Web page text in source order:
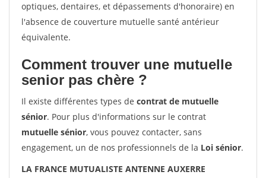
optiques, dentaires, et dépassements d'honoraire) en
l'absence de couverture mutuelle santé antérieur
équivalente.
Comment trouver une mutuelle
senior pas chère ?
Il existe différentes types de contrat de mutuelle
sénior. Pour plus d'informations sur le contrat
mutuelle sénior, vous pouvez contacter, sans
engagement, un de nos professionnels de la Loi sénior.
LA FRANCE MUTUALISTE ANTENNE AUXERRE